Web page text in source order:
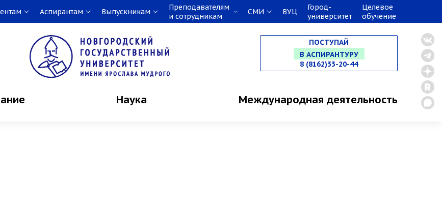
Аспирантам Выпускникам
Преподавателям
и сотрудникам
СМИ ВУЦ
Город-
университет
Целевое
обучение
ПОСТУПАЙ
НА СПЕЦИАЛИТЕТ
В МАГИСТРАТУРУ
В АСПИРАНТУРУ
8 (8162)33-20-44
Наука Международная деятельность